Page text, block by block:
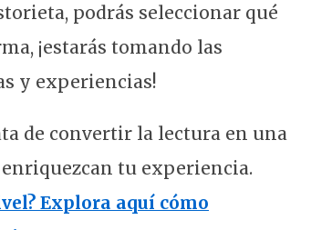
podrás seleccionar qué
¡estarás tomando las
y experiencias!
de convertir la lectura en una
enriquezcan tu experiencia.
Explora aquí cómo